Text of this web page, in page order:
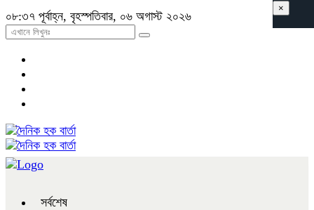
০৮:৩৭ পূর্বাহ্ন, বৃহস্পতিবার, ০৬ অগাস্ট ২০২৬
সর্বশেষ
×